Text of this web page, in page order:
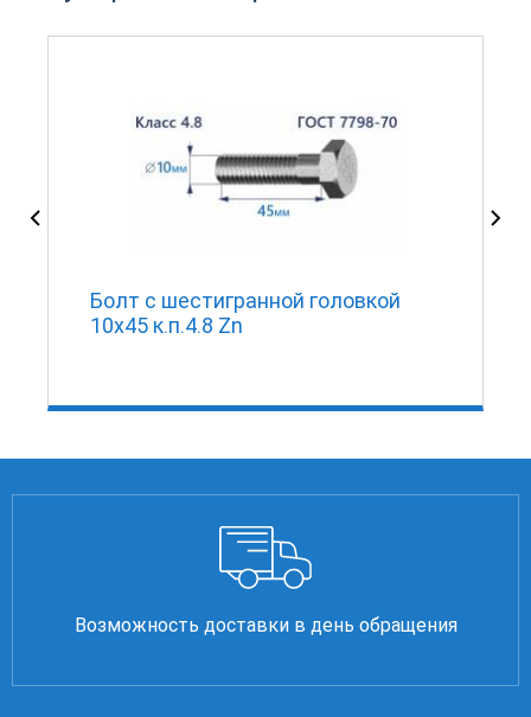
Болт с шестигранной головкой
10х45 к.п.4.8 Zn
Возможность доставки в день обращения